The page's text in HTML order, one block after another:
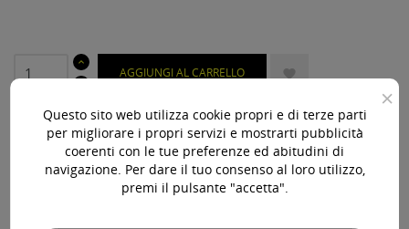
AGGIUNGI AL CARRELLO 
Disponibile
Acquista 119,00 € (iva incl.) di prodotti per ottenere la
spedizione gratuita!
×
Questo sito web utilizza cookie propri e di terze parti
per migliorare i propri servizi e mostrarti pubblicità
coerenti con le tue preferenze ed abitudini di
navigazione. Per dare il tuo consenso al loro utilizzo,
premi il pulsante "accetta".